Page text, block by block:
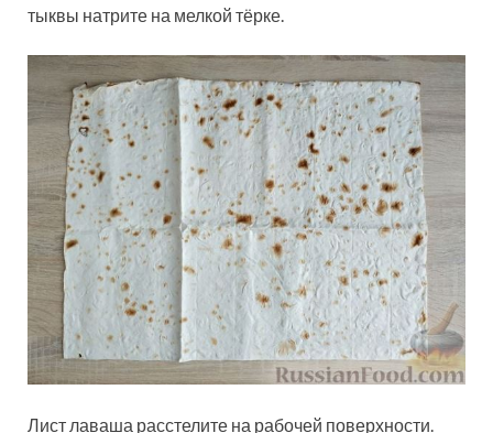
тыквы натрите на мелкой тёрке.
Лист лаваша расстелите на рабочей поверхности.